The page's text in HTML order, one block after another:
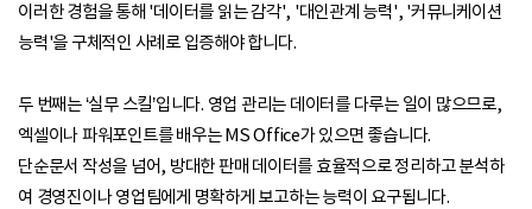
이러한 경험을 통해 '데이터를 읽는 감각', '대인관계 능력', '커뮤니케이션
능력'을 구체적인 사례로 입증해야 합니다.
두 번째는 ‘실무 스킬’입니다. 영업 관리는 데이터를 다루는 일이 많으므로,
엑셀이나 파워포인트를 배우는 MS Office가 있으면 좋습니다.
단순문서 작성을 넘어, 방대한 판매 데이터를 효율적으로 정리하고 분석하
여 경영진이나 영업팀에게 명확하게 보고하는 능력이 요구됩니다.